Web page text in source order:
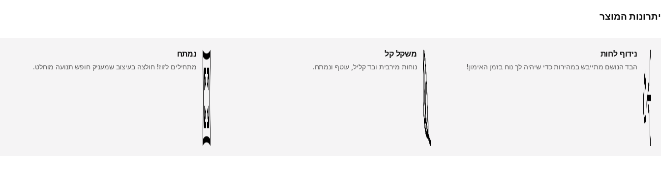
יתרונות המוצר
נידוף לחות
הבד הנושם מתייבש במהירות כדי שיהיה לך נוח בזמן האימון!
משקל קל
נוחות מירבית ובד קליל, עוטף ונמתח.
נמתח
מתחילים לזוז! חולצה בעיצוב שמעניק חופש תנועה מוחלט.